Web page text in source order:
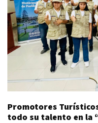
Promotores
todo su talento en la